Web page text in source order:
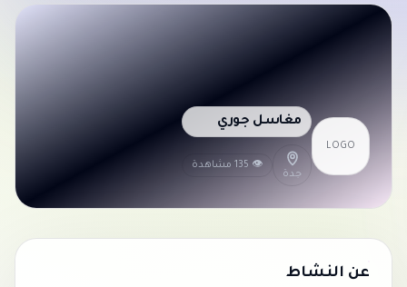
LOGO
مغاسل جوري
جدة
👁 135 مشاهدة
عن النشاط